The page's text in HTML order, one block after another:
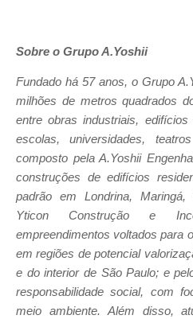
Sobre o Grupo A.Yoshii
Fundado há 57 anos, o Grupo
milhões de metros quadrados
entre obras industriais,
escolas, universidades,
composto pela A.Yoshii
construções de edifícios
padrão em Londrina,
Yticon Construção e
empreendimentos voltados para
em regiões de potencial
e do interior de São Paulo; e
responsabilidade social, com
meio ambiente. Além disso,